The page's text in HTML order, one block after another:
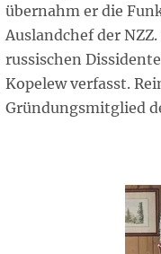
übernahm er die
Auslandchef der
russischen
Kopelew verfasst.
Gründungsmitglied